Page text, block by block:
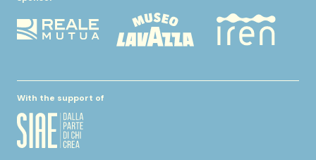
With the support of